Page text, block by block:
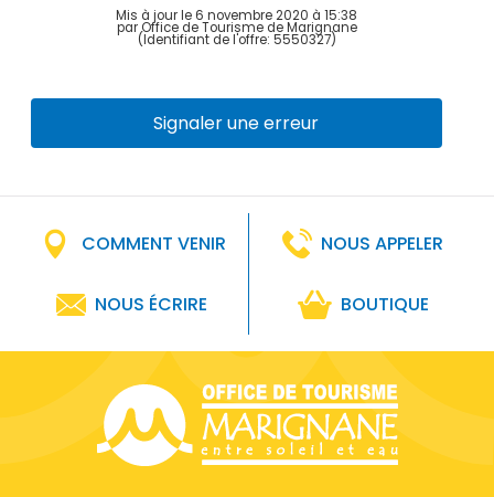
Mis à jour le 6 novembre 2020 à 15:38
par Office de Tourisme de Marignane
(Identifiant de l'offre: 5550327)
Signaler une erreur
COMMENT VENIR NOUS APPELER
NOUS ÉCRIRE BOUTIQUE